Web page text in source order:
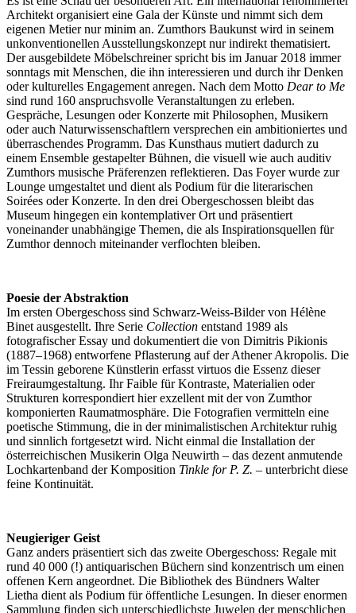
Architekt organisiert eine Gala der Künste und nimmt sich dem
eigenen Metier nur minim an. Zumthors Baukunst wird in seinem
unkonventionellen Ausstellungskonzept nur indirekt thematisiert.
Der ausgebildete Möbelschreiner spricht bis im Januar 2018 immer
sonntags mit Menschen, die ihn interessieren und durch ihr Denken
oder kulturelles Engagement anregen. Nach dem Motto Dear to Me
sind rund 160 anspruchsvolle Veranstaltungen zu erleben.
Gespräche, Lesungen oder Konzerte mit Philosophen, Musikern
oder auch Naturwissenschaftlern versprechen ein ambitioniertes und
überraschendes Programm. Das Kunsthaus mutiert dadurch zu
einem Ensemble gestapelter Bühnen, die visuell wie auch auditiv
Zumthors musische Präferenzen reflektieren. Das Foyer wurde zur
Lounge umgestaltet und dient als Podium für die literarischen
Soirées oder Konzerte. In den drei Obergeschossen bleibt das
Museum hingegen ein kontemplativer Ort und präsentiert
voneinander unabhängige Themen, die als Inspirationsquellen für
Zumthor dennoch miteinander verflochten bleiben.
Poesie der Abstraktion
Im ersten Obergeschoss sind Schwarz-Weiss-Bilder von Hélène
Binet ausgestellt. Ihre Serie Collection entstand 1989 als
fotografischer Essay und dokumentiert die von Dimitris Pikionis
(1887–1968) entworfene Pflasterung auf der Athener Akropolis. Die
im Tessin geborene Künstlerin erfasst virtuos die Essenz dieser
Freiraumgestaltung. Ihr Faible für Kontraste, Materialien oder
Strukturen korrespondiert hier exzellent mit der von Zumthor
komponierten Raumatmosphäre. Die Fotografien vermitteln eine
poetische Stimmung, die in der minimalistischen Architektur ruhig
und sinnlich fortgesetzt wird. Nicht einmal die Installation der
österreichischen Musikerin Olga Neuwirth – das dezent anmutende
Lochkartenband der Komposition Tinkle for P. Z. – unterbricht diese
feine Kontinuität.
Neugieriger Geist
Ganz anders präsentiert sich das zweite Obergeschoss: Regale mit
rund 40 000 (!) antiquarischen Büchern sind konzentrisch um einen
offenen Kern angeordnet. Die Bibliothek des Bündners Walter
Lietha dient als Podium für öffentliche Lesungen. In dieser enormen
Sammlung finden sich unterschiedlichste Juwelen der menschlichen